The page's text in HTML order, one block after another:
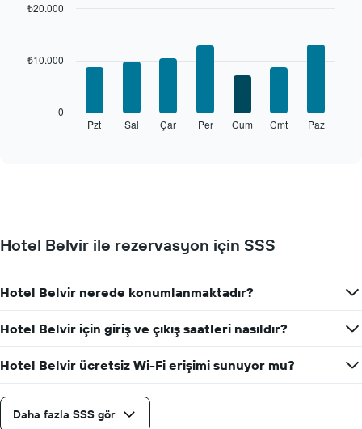
Aşağıdaki
gösterir
günlerini
gösteren
1
içerir.
Tablo
bir
odanın
Pzt Sal Çar Per Cum Cmt Paz
0
₺10.000
₺20.000
Hotel Belvir ile rezervasyon için SSS
Hotel Belvir nerede konumlanmaktadır?
Hotel Belvir için giriş ve çıkış saatleri nasıldır?
Hotel Belvir ücretsiz Wi-Fi erişimi sunuyor mu?
Daha fazla SSS gör